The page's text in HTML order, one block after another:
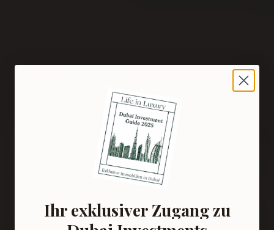
Ihr exklusiver Zugang zu